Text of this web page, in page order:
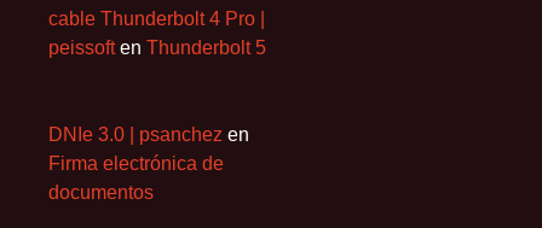
cable Thunderbolt 4 Pro |
peissoften Thunderbolt 5
DNIe 3.0 | psanchez en
Firma electrónica de
documentos